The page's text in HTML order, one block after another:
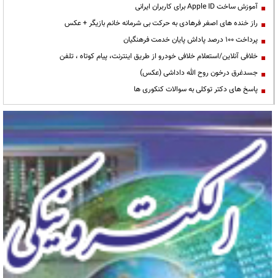
آموزش ساخت Apple ID برای کاربران ایرانی
راز خنده های اصغر فرهادی به حرکت بی شرمانه خانم بازیگر + عکس
پرداخت ۱۰۰ درصد پاداش پایان خدمت فرهنگیان
خلافی آنلاین/استعلام خلافی خودرو از طریق اینترنت، پیام کوتاه ، تلفن
جسدغرق درخون روح الله داداشی (عکس)
پاسخ های دکتر توکلی به سوالات کنکوری ها